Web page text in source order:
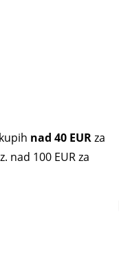
nad 40 EURza
nad 100 EUR za